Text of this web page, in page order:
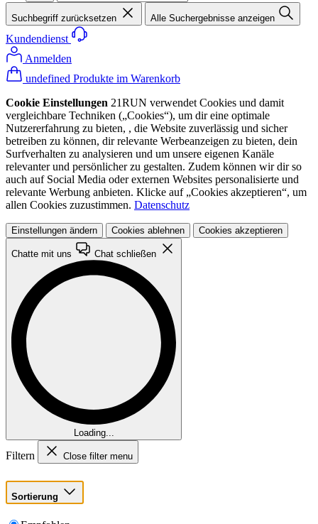
Suchbegriff zurücksetzen Alle Suchergebnisse anzeigen
Kundendienst
Anmelden
undefined Produkte im Warenkorb
Cookie Einstellungen 21RUN verwendet Cookies und damit
vergleichbare Techniken („Cookies“), um dir eine optimale
Nutzererfahrung zu bieten, , die Website zuverlässig und sicher
betreiben zu können, dir relevante Werbeanzeigen zu bieten, dein
Surfverhalten zu analysieren und um unsere eigenen Kanäle
relevanter und persönlicher zu gestalten. Zudem können wir dir so
auch auf Social Media oder externen Websites personalisierte und
relevante Werbung anbieten. Klicke auf „Cookies akzeptieren“, um
allen Cookies zuzustimmen. Datenschutz
Einstellungen ändern Cookies ablehnen Cookies akzeptieren
Chatte mit uns Chat schließen
Loading...
Filtern Close filter menu
Sortierung